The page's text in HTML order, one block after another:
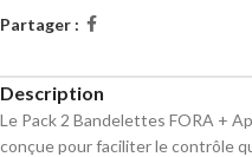
Partager :
Description
Le Pack 2 Bandelettes FORA +
conçue pour faciliter le contrôle